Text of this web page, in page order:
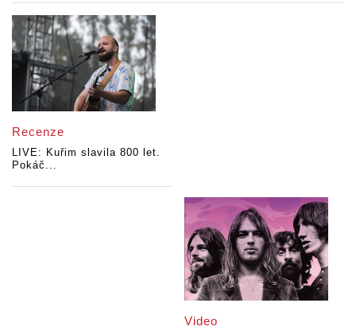
Recenze
LIVE: Kuřim slavila 800 let.
Pokáč...
Video